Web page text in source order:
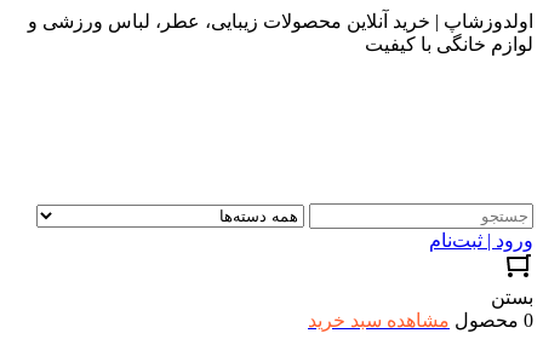
اولدوزشاپ | خرید آنلاین محصولات زیبایی، عطر، لباس ورزشی و
لوازم خانگی با کیفیت
ورود | ثبت‌نام
بستن
0 محصول
مشاهده سبد خرید